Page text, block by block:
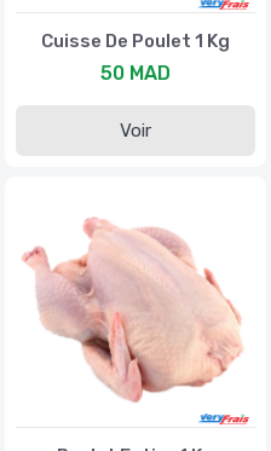
Cuisse De Poulet 1 Kg
50 MAD
Voir